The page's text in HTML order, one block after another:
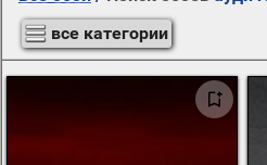
все категории